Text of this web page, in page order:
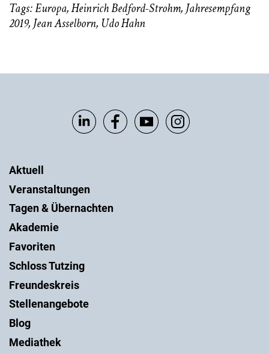
Tags:Europa,Heinrich Bedford-Strohm, Jahresempfang
2019, Jean Asselborn, Udo Hahn
Aktuell
Veranstaltungen
Tagen & Übernachten
Akademie
Favoriten
Schloss Tutzing
Freundeskreis
Stellenangebote
Blog
Mediathek